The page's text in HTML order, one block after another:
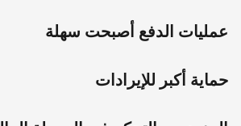
عمليات الدفع أصبحت سهلة
حماية أكبر للإيرادات